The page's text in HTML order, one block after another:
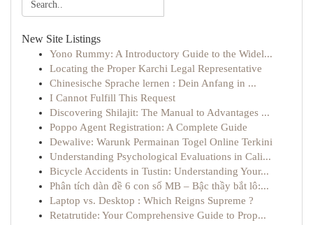
New Site Listings
Yono Rummy: A Introductory Guide to the Widel...
Locating the Proper Karchi Legal Representative
Chinesische Sprache lernen : Dein Anfang in ...
I Cannot Fulfill This Request
Discovering Shilajit: The Manual to Advantages ...
Poppo Agent Registration: A Complete Guide
Dewalive: Warunk Permainan Togel Online Terkini
Understanding Psychological Evaluations in Cali...
Bicycle Accidents in Tustin: Understanding Your...
Phân tích dàn đề 6 con số MB – Bậc thầy bắt lô:...
Laptop vs. Desktop : Which Reigns Supreme ?
Retatrutide: Your Comprehensive Guide to Prop...